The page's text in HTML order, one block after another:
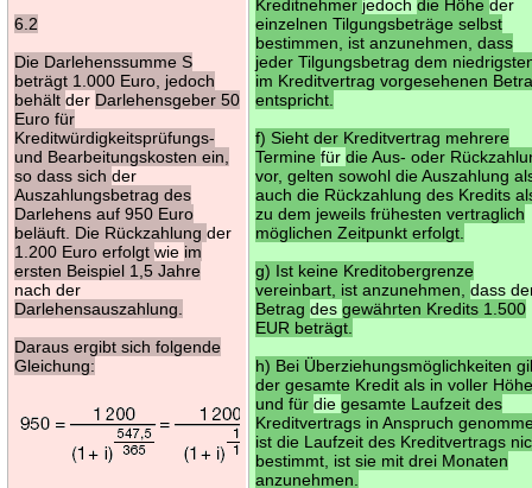
6.2
Die Darlehenssumme S
beträgt 1.000 Euro, jedoch
behältder Darlehensgeber 50
Euro für
Kreditwürdigkeitsprüfungs-
und Bearbeitungskosten ein,
so dass sichder
Auszahlungsbetrag des
Darlehens auf 950 Euro
beläuft. Die Rückzahlungder
1.200 Euro erfolgtwie im
ersten Beispiel 1,5 Jahre
nach der
Darlehensauszahlung.
Daraus ergibt sich folgende
Gleichung:
Kreditnehmer jedochdie Höheder
einzelnen Tilgungsbeträge selbst
bestimmen, ist anzunehmen, dass
jeder Tilgungsbetrag dem
im Kreditvertrag vorgesehenen
entspricht.
f) Sieht der Kreditvertrag mehrere
Terminefürdie Aus- oder
vor, gelten sowohl die Auszahlung
auch die Rückzahlung des Kredits
zu dem jeweils frühesten vertraglich
möglichen Zeitpunkt erfolgt.
g) Ist keine Kreditobergrenze
vereinbart, ist anzunehmen,dass
Betragdesgewährten Kredits 1.500
EUR beträgt.
h) Bei Überziehungsmöglichkeiten
der gesamte Kredit als in voller
und fürdiegesamte Laufzeit des
Kreditvertrags in Anspruch
ist die Laufzeit des Kreditvertrags
bestimmt, ist sie mit drei Monaten
anzunehmen.